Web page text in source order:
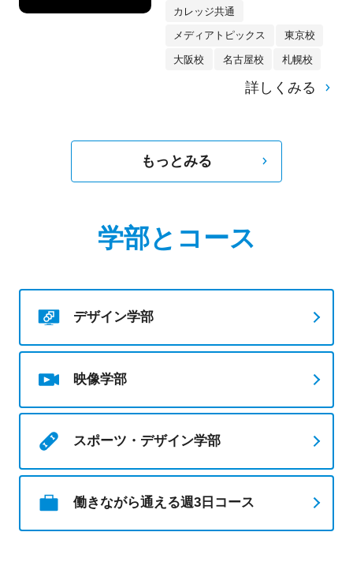
カレッジ共通
メディアトピックス 東京校
大阪校 名古屋校 札幌校
詳しくみる
もっとみる
学部とコース
デザイン学部
映像学部
スポーツ・デザイン学部
働きながら通える週3日コース